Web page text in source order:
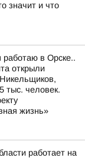
значит и что
работаю в Орске..
открыли
тыс. человек.
жизнь»
работает на